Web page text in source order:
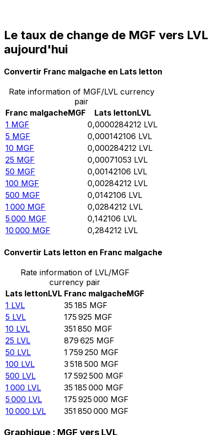
Le taux de change de MGF vers LVL
aujourd'hui
Convertir Franc malgache en Lats letton
Rate information of MGF/LVL currency
pair
Franc malgacheMGF Lats lettonLVL
1 MGF 0,0000284212 LVL
5 MGF 0,000142106 LVL
10 MGF 0,000284212 LVL
25 MGF 0,00071053 LVL
50 MGF 0,00142106 LVL
100 MGF 0,00284212 LVL
500 MGF 0,0142106 LVL
1 000 MGF 0,0284212 LVL
5 000 MGF 0,142106 LVL
10 000 MGF 0,284212 LVL
Convertir Lats letton en Franc malgache
Rate information of LVL/MGF
currency pair
Lats lettonLVL Franc malgacheMGF
1 LVL 35 185 MGF
5 LVL 175 925 MGF
10 LVL 351 850 MGF
25 LVL 879 625 MGF
50 LVL 1 759 250 MGF
100 LVL 3 518 500 MGF
500 LVL 17 592 500 MGF
1 000 LVL 35 185 000 MGF
5 000 LVL 175 925 000 MGF
10 000 LVL 351 850 000 MGF
Graphique : MGF vers LVL